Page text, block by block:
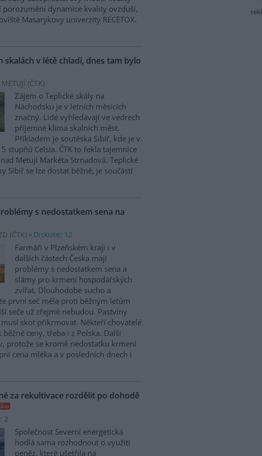
porozumění dynamice kvality ovzduší,
Masarykovy univerzity RECETOX.
skalách v létě chladí, dnes tam bylo
(ČTK)
Zájem o Teplické skály na
Náchodsku je v letních měsících
značný. Lidé vyhledávají ve vedrech
příjemné klima skalních měst.
Příkladem je soutěska Sibiř, kde je v
stupňů Celsia. ČTK to řekla tajemnice
Metují Markéta Strnadová. Teplické
Sibiř se lze dostat běžně, je součástí
s nedostatkem sena na
(ČTK) Diskuse: 12
Farmáři v Plzeňském kraji i v
dalších částech Česka mají
problémy s nedostatkem sena a
slámy pro krmení hospodářských
zvířat. Dlouhodobé sucho a
první seč měla proti běžným letům
seče už zřejmě nebudou. Pastviny
skot přikrmovat. Někteří chovatelé
ceny, třeba i z Polska. Další
protože se kromě nedostatku krmení
cena mléka a v posledních dnech i
za rekultivace rozdělit po dohodě
2
Společnost Severní energetická
hodlá sama rozhodnout o využití
peněz, které ušetřila na